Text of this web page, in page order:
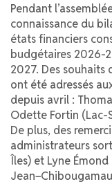
Pendant
connaissance du
états financiers
budgétaires 2026-
2027. Des
ont été adressés
depuis avril :
Odette Fortin (Lac-
De plus, des
administrateurs
Îles) et Lyne